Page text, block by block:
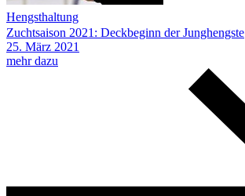
Hengsthaltung
Zuchtsaison 2021: Deckbeginn der Junghengste
25. März 2021
mehr dazu